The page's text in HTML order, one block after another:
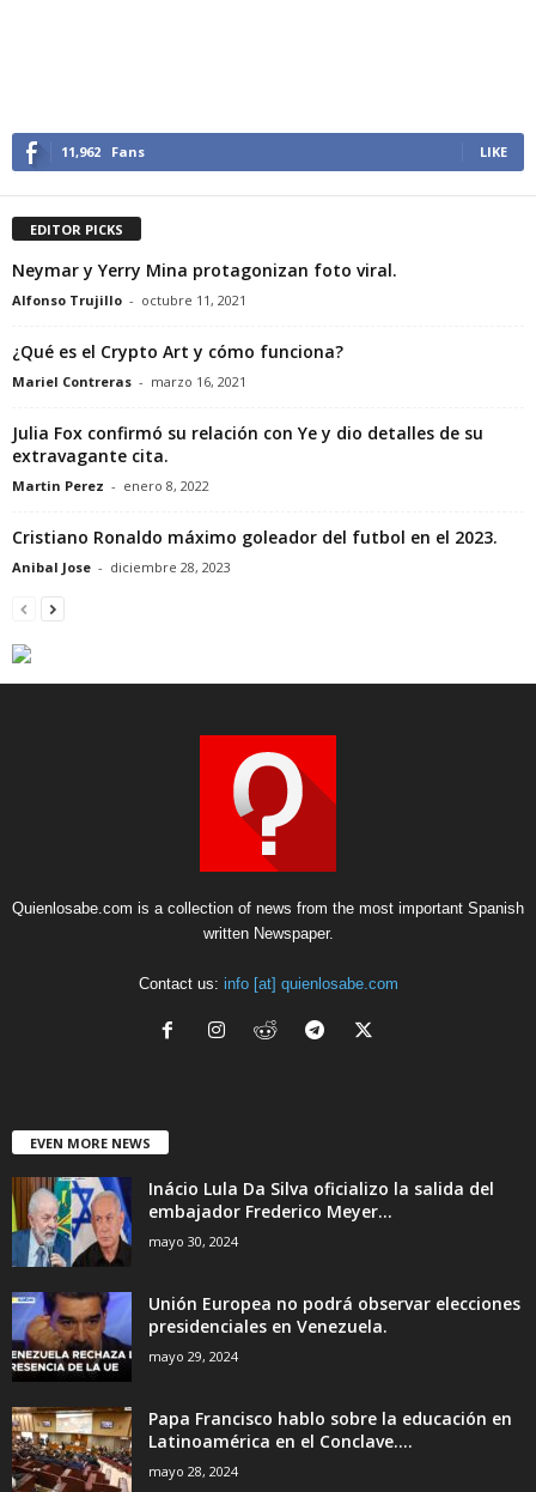
11,962 Fans LIKE
EDITOR PICKS
Neymar y Yerry Mina protagonizan foto viral.
Alfonso Trujillo - octubre 11, 2021
¿Qué es el Crypto Art y cómo funciona?
Mariel Contreras - marzo 16, 2021
Julia Fox confirmó su relación con Ye y dio detalles de su
extravagante cita.
Martin Perez - enero 8, 2022
Cristiano Ronaldo máximo goleador del futbol en el 2023.
Anibal Jose - diciembre 28, 2023
Quienlosabe.com is a collection of news from the most important Spanish
written Newspaper.
Contact us: info [at] quienlosabe.com
EVEN MORE NEWS
Inácio Lula Da Silva oficializo la salida del
embajador Frederico Meyer...
mayo 30, 2024
Unión Europea no podrá observar elecciones
presidenciales en Venezuela.
mayo 29, 2024
Papa Francisco hablo sobre la educación en
Latinoamérica en el Conclave....
mayo 28, 2024